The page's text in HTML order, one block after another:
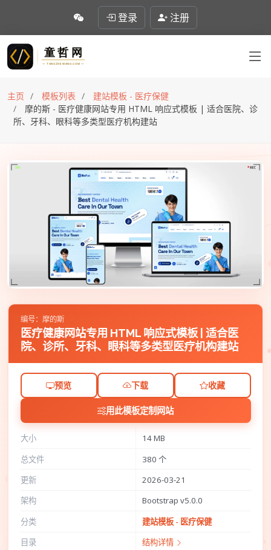
登录 注册
主页 模板列表
建站模板 - 医疗保健
摩的斯 - 医疗健康网站专用 HTML 响应式模板 | 适合医院、诊
所、牙科、眼科等多类型医疗机构建站
编号：摩的斯
医疗健康网站专用 HTML 响应式模板 | 适合医
院、诊所、牙科、眼科等多类型医疗机构建站
预览 下载 收藏
用此模板定制网站
大小
14 MB
总文件
380 个
更新
2026-03-21
架构
Bootstrap v5.0.0
分类
建站模板 - 医疗保健
目录
结构详情